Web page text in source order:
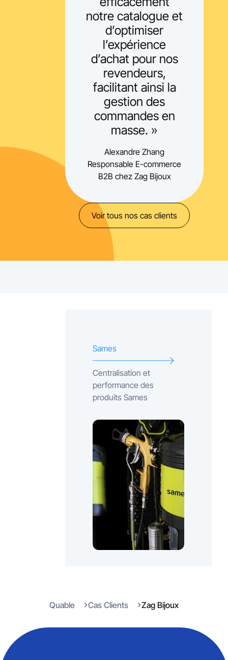
notre catalogue et
d’optimiser
l’expérience
d’achat pour nos
revendeurs,
facilitant ainsi la
gestion des
commandes en
masse. »
Alexandre Zhang
Responsable E-commerce
B2B chez Zag Bijoux
Voir tous nos cas clients
Sames
Centralisation et
performance des
produits Sames
Quable Cas Clients Zag Bijoux